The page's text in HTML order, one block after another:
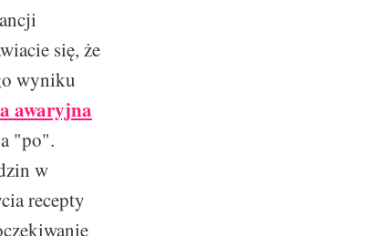
się, że
wyniku
awaryjna
"po".
w
recepty